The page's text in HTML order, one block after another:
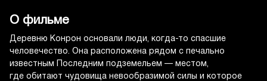
О фильме
Деревню Конрон основали люди, когда-то спасшие
человечество. Она расположена рядом с печально
известным Последним подземельем — местом,
где обитают чудовища невообразимой силы и которое